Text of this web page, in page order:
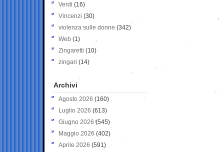
Verdi (16)
Vincenzi (30)
violenza sulle donne (342)
Web (1)
Zingaretti (10)
zingari (14)
Archivi
Agosto 2026 (160)
Luglio 2026 (613)
Giugno 2026 (545)
Maggio 2026 (402)
Aprile 2026 (591)